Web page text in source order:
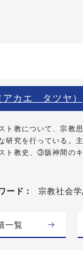
カエ タツヤ）
ト教について、宗教
研究を行っている。
ト教史、③阪神間の
ード 宗教社会
一覧